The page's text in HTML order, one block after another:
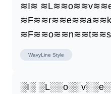
≋I≋
WavyLine Style
░I░ ░L░░o░░v░░e░